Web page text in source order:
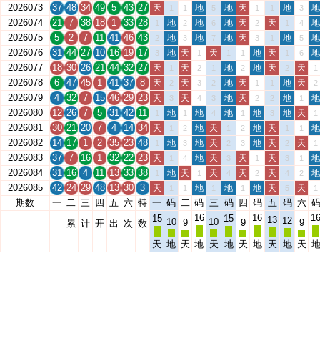
2026073 37 48 34 49 5 43 27 天 1 1 地 5 地 天 1 1 地 3 地
2026074 21 7 38 18 1 33 28 1 地 2 地 6 地 天 2 天 1 4 地
2026075 5 2 7 11 41 46 43 2 地 3 地 7 地 天 3 1 地 5 地
2026076 31 44 27 10 16 19 17 3 地 天 1 天 1 1 地 天 1 6 地
2026077 18 30 26 21 44 32 27 天 1 天 2 1 地 2 地 天 2 天 1
2026078 6 47 45 1 41 37 8 天 2 天 3 2 地 天 1 1 地 天 2
2026079 4 32 7 15 46 29 23 天 3 天 4 3 地 天 2 2 地 1 地
2026080 12 26 7 5 31 42 11 1 地 1 地 4 地 1 地 3 地 天 1
2026081 30 21 20 7 4 14 34 天 1 2 地 天 1 2 地 天 1 1 地
2026082 14 17 1 2 35 23 48 1 地 3 地 天 2 3 地 天 2 天 1
2026083 37 7 16 1 32 22 23 天 1 4 地 天 3 天 1 天 3 1 地
2026084 31 16 4 11 13 33 38 1 地 天 1 天 4 天 2 天 4 2 地
2026085 42 24 29 48 13 30 3 天 1 1 地 1 地 1 地 天 5 天 1
期数 一 二 三 四 五 六 特 一 码 二 码 三 码 四 码 五 码 六 码
累 计 开 出 次 数 15 10 9 16 10 15 9 16 13 12 9 16
天 地 天 地 天 地 天 地 天 地 天 地